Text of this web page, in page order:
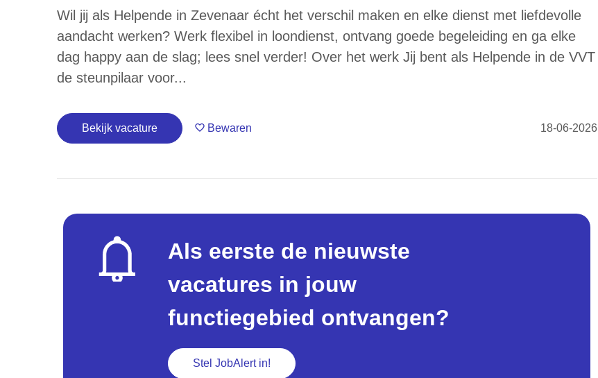
Wil jij als Helpende in Zevenaar écht het verschil maken en elke dienst met liefdevolle
aandacht werken? Werk flexibel in loondienst, ontvang goede begeleiding en ga elke
dag happy aan de slag; lees snel verder! Over het werk Jij bent als Helpende in de VVT
de steunpilaar voor...
Bekijk vacature Bewaren 18-06-2026
Als eerste de nieuwste
vacatures in jouw
functiegebied ontvangen?
Stel JobAlert in!